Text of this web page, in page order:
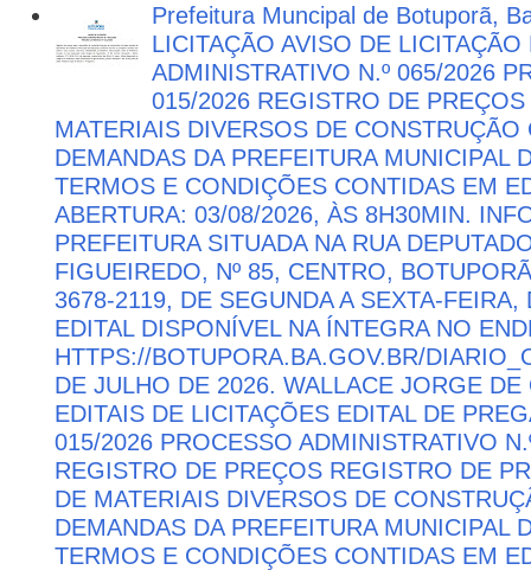
Prefeitura Muncipal de Botuporã,
LICITAÇÃO AVISO DE LICITAÇÃO
ADMINISTRATIVO N.º 065/2026
015/2026 REGISTRO DE
MATERIAIS DIVERSOS DE CONSTRUÇÃO
DEMANDAS DA PREFEITURA MUNICIPAL
TERMOS E CONDIÇÕES CONTIDAS EM
ABERTURA: 03/08/2026, ÀS 8H30MIN.
PREFEITURA SITUADA NA RUA
FIGUEIREDO, Nº 85, CENTRO,
3678-2119, DE SEGUNDA A SEXTA-
EDITAL DISPONÍVEL NA ÍNTEGRA NO
HTTPS://BOTUPORA.BA.GOV.BR/
DE JULHO DE 2026. WALLACE JORGE
EDITAIS DE LICITAÇÕES EDITAL DE
015/2026 PROCESSO ADMINISTRATIVO
REGISTRO DE PREÇOS REGISTRO DE
DE MATERIAIS DIVERSOS DE
DEMANDAS DA PREFEITURA MUNICIPAL
TERMOS E CONDIÇÕES CONTIDAS EM